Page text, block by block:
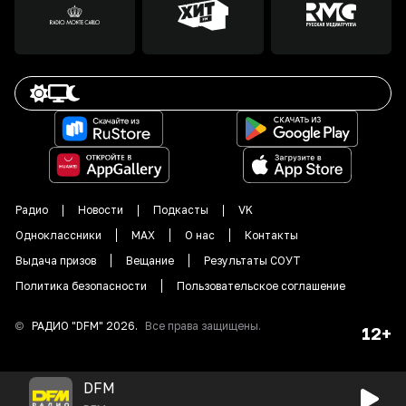
Радио Новости Подкасты
VK
Одноклассники
MAX О нас
Контакты
Выдача призов
Вещание
Результаты СОУТ
Политика безопасности
Пользовательское соглашение
© РАДИО "DFM" 2026. Все права защищены. 12+
DFM